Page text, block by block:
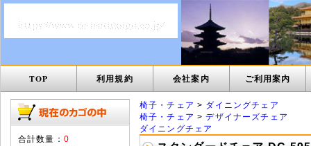
TOP 利用規約 会社案内 ご利用案内
合計数量： 0
椅子・チェア > ダイニングチェア
椅子・チェア >デザイナーズチェア
ダイニングチェア